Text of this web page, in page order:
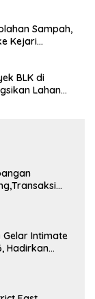
Sampah,
Kejari
BLK di
Lahan
Gelar Intimate
Hadirkan